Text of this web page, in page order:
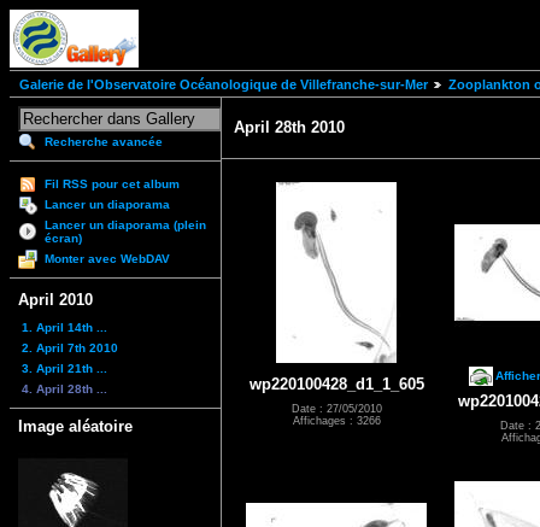
Galerie de l'Observatoire Océanologique de Villefranche-sur-Mer Zooplankton
Recherche avancée
Fil RSS pour cet album
Lancer un diaporama
Lancer un diaporama (plein
écran)
Monter avec WebDAV
April 2010
1. April 14th ...
2. April 7th 2010
3. April 21th ...
4. April 28th ...
Image aléatoire
April 28th 2010
wp220100428_d1_1_605
Date : 27/05/2010
Affichages : 3266
Date :